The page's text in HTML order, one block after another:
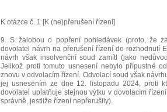
K otázce č. 1 [K (ne)přerušení řízení]
9. S žalobou o popření pohledávek (proto, že
dovolatel návrh na přerušení řízení do rozhodnutí
návrh však insolvenční soud zamítl (jako
Jelikož proti tomuto usnesení nebylo přípustné
znovu v odvolacím řízení. Odvolací soud však
jej usnesením ze dne 12. listopadu 2024, proti
dovolatel uplatňuje stejnou výtku v dovolacím
správně, jestliže řízení nepřerušily).